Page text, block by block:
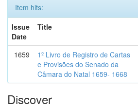
Item hits:
Issue
Date
Title
1659
1º Livro de Registro de Cartas
e Provisões do Senado da
Câmara do Natal 1659- 1668
Discover